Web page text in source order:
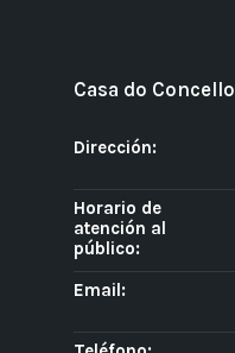
Casa do Concello
Dirección:
Horario de
atención al
público:
Email: